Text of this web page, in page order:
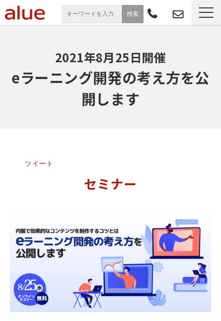
導入事例
お役立ち情報
2021年8月25日開催
eラーニング開発の考え方を公
開します
ツイート
セミナー